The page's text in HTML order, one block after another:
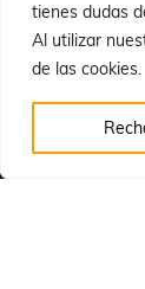
tienes dudas
Al utilizar
de las cookies.
-Preguntas
Quiénes Somos